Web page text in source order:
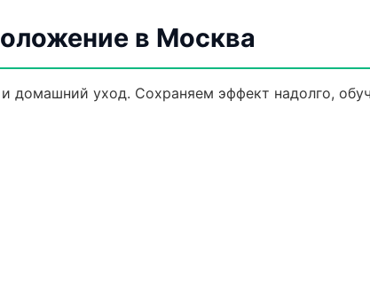
в Москва
домашний уход. Сохраняем эффект надолго,